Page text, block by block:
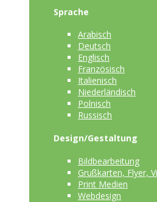
Sprache
Arabisch
Deutsch
Englisch
Französisch
Italienisch
Niederländisch
Polnisch
Russisch
Design/Gestaltung
Bildbearbeitung
Grußkarten, Flyer,
Print Medien
Webdesign